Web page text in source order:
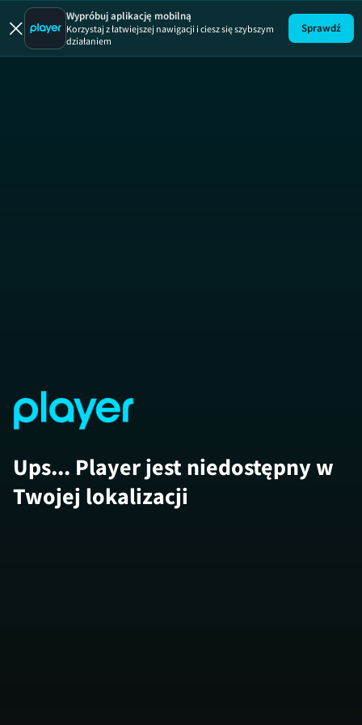
Wypróbuj aplikację mobilną
Korzystaj z łatwiejszej nawigacji i ciesz się szybszym
działaniem
Sprawdź
Ups... Player jest niedostępny w
Twojej lokalizacji